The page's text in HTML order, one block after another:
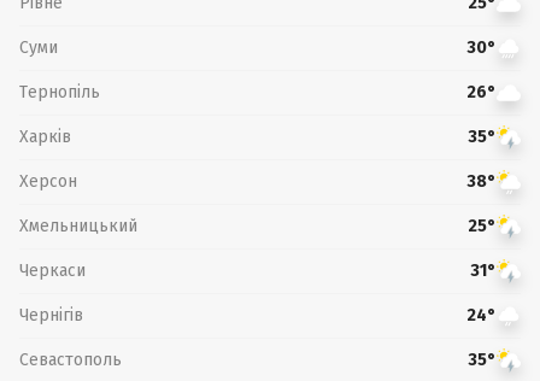
Суми 30°
Тернопіль 26°
Харків 35°
Херсон 38°
Хмельницький 25°
Черкаси 31°
Чернігів 24°
Севастополь 35°